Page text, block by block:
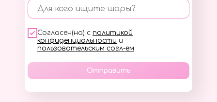
Для кого ищите шары?
Согласен(на) с политикой
конфиденциальности и
пользовательским согл-ем
Отправить